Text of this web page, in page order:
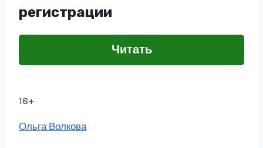
регистрации
Читать
18+
Метки
Ольга Волкова